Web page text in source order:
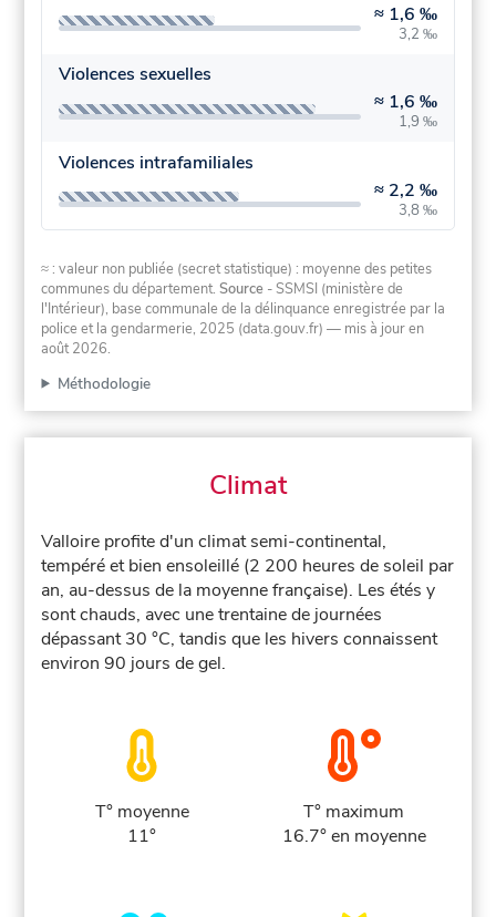
≈ 1,6 ‰
3,2 ‰
Violences sexuelles
≈ 1,6 ‰
1,9 ‰
Violences intrafamiliales
≈ 2,2 ‰
3,8 ‰
≈ : valeur non publiée (secret statistique) : moyenne des petites
communes du département.Source - SSMSI (ministère de
l'Intérieur), base communale de la délinquance enregistrée par la
police et la gendarmerie, 2025 (data.gouv.fr) — mis à jour en
août 2026.
Méthodologie
Climat
Valloire profite d'un climat semi-continental,
tempéré et bien ensoleillé (2 200 heures de soleil par
an, au-dessus de la moyenne française). Les étés y
sont chauds, avec une trentaine de journées
dépassant 30 °C, tandis que les hivers connaissent
environ 90 jours de gel.
T° moyenne
11°
T° maximum
16.7° en moyenne